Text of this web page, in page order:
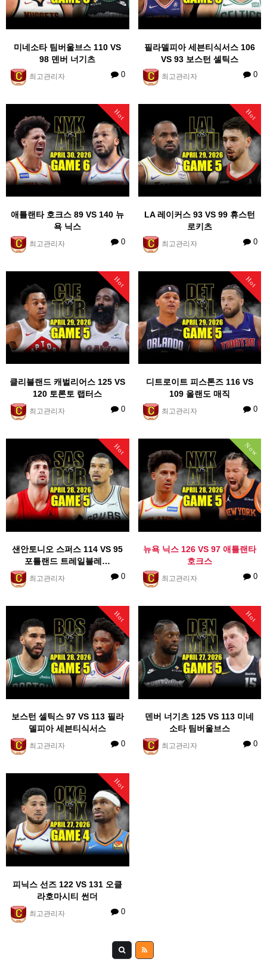
미네소타 팀버울브스 110 VS
98 덴버 너기츠
최고관리자 0
필라델피아 세븐티식서스 106
VS 93 보스턴 셀틱스
최고관리자 0
Hot
애틀랜타 호크스 89 VS 140 뉴
욕 닉스
최고관리자 0
Hot
LA 레이커스 93 VS 99 휴스턴
로키츠
최고관리자 0
Hot
클리블랜드 캐벌리어스 125 VS
120 토론토 랩터스
최고관리자 0
Hot
디트로이트 피스톤즈 116 VS
109 올랜도 매직
최고관리자 0
Hot
샌안토니오 스퍼스 114 VS 95
포틀랜드 트레일블레…
최고관리자 0
Now
뉴욕 닉스 126 VS 97 애틀랜타
호크스
최고관리자 0
Hot
보스턴 셀틱스 97 VS 113 필라
델피아 세븐티식서스
최고관리자 0
Hot
덴버 너기츠 125 VS 113 미네
소타 팀버울브스
최고관리자 0
Hot
피닉스 선즈 122 VS 131 오클
라호마시티 썬더
최고관리자 0